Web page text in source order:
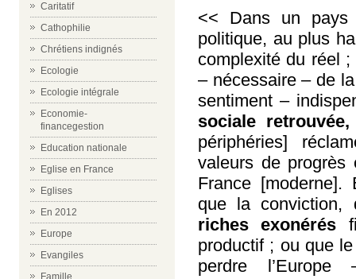
Caritatif
Cathophilie
Chrétiens indignés
Ecologie
Ecologie intégrale
Economie-
financegestion
Education nationale
Eglise en France
Eglises
En 2012
Europe
Evangiles
Famille
<< Dans un pays
politique, au plus
complexité du réel
– nécessaire – de
sentiment –
sociale retrouvée,
périphéries]
valeurs de
France
que la conviction,
riches exonérés
productif ; ou que
perdre